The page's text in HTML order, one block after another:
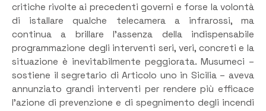
critiche rivolte ai precedenti governi e forse la volontà
di istallare qualche telecamera a infrarossi, ma
continua a brillare l’assenza della indispensabile
programmazione degli interventi seri, veri, concreti e la
situazione è inevitabilmente peggiorata. Musumeci –
sostiene il segretario di Articolo uno in Sicilia – aveva
annunziato grandi interventi per rendere più efficace
l’azione di prevenzione e di spegnimento degli incendi